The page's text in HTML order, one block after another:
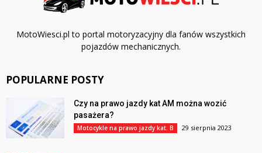
MotoWiesci.pl to portal motoryzacyjny dla fanów wszystkich
pojazdów mechanicznych.
POPULARNE POSTY
Czy na prawo jazdy kat AM można wozić
pasażera?
Motocykle na prawo jazdy kat. B 29 sierpnia 2023